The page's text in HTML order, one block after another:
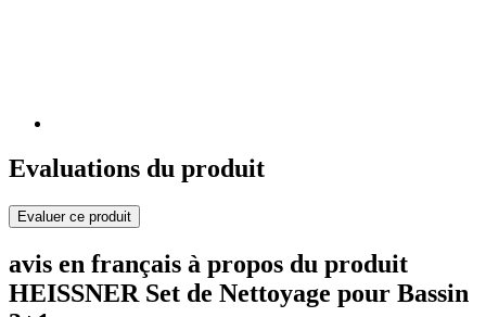
Evaluations du produit
Evaluer ce produit
avis en français à propos du produit
HEISSNER Set de Nettoyage pour Bassin